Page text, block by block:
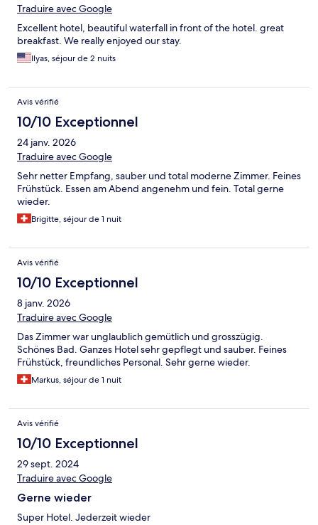
Traduire avec Google
Excellent hotel, beautiful waterfall in front of the hotel. great
breakfast. We really enjoyed our stay.
Ilyas, séjour de 2 nuits
Avis vérifié
10/10 Exceptionnel
24 janv. 2026
Traduire avec Google
Sehr netter Empfang, sauber und total moderne Zimmer. Feines
Frühstück. Essen am Abend angenehm und fein. Total gerne
wieder.
Brigitte, séjour de 1 nuit
Avis vérifié
10/10 Exceptionnel
8 janv. 2026
Traduire avec Google
Das Zimmer war unglaublich gemütlich und grosszügig.
Schönes Bad. Ganzes Hotel sehr gepflegt und sauber. Feines
Frühstück, freundliches Personal. Sehr gerne wieder.
Markus, séjour de 1 nuit
Avis vérifié
10/10 Exceptionnel
29 sept. 2024
Traduire avec Google
Gerne wieder
Super Hotel. Jederzeit wieder